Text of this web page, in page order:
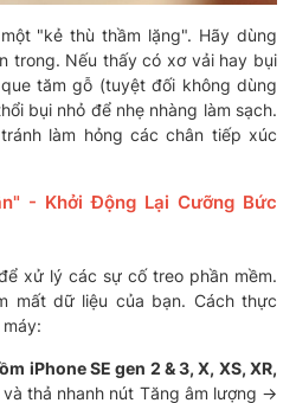
"kẻ thù thầm lặng". Hãy dùng
trong. Nếu thấy có xơ vải hay bụi
tăm gỗ (tuyệt đối không dùng
bụi nhỏ để nhẹ nhàng làm sạch.
làm hỏng các chân tiếp xúc
- Khởi Động Lại Cưỡng Bức
xử lý các sự cố treo phần mềm.
mất dữ liệu của bạn. Cách thực
iPhone SE gen 2 & 3, X, XS, XR,
thả nhanh nút Tăng âm lượng ->